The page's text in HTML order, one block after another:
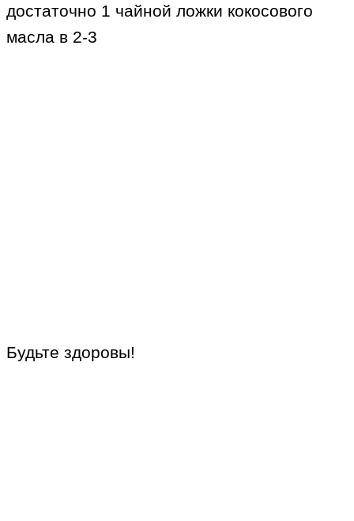
достаточно 1 чайной ложки кокосового
масла в 2-3
Будьте здоровы!